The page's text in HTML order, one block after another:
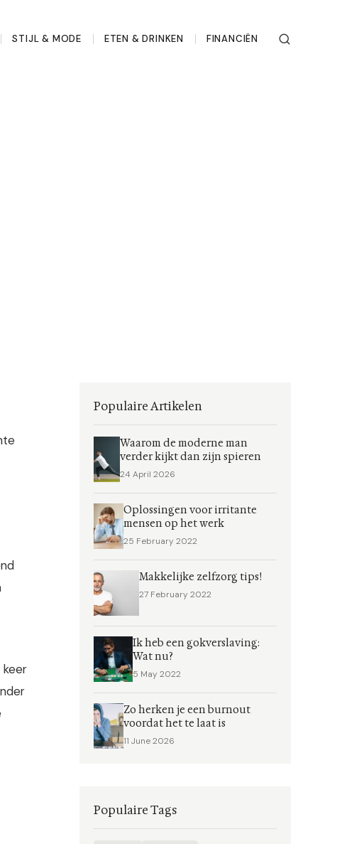
STIJL & MODE ETEN & DRINKEN FINANCIËN
Populaire Artikelen
Waarom de moderne man
verder kijkt dan zijn spieren
24 April 2026
Oplossingen voor irritante
mensen op het werk
25 February 2022
Makkelijke zelfzorg tips!
27 February 2022
Ik heb een gokverslaving:
Wat nu?
5 May 2022
Zo herken je een burnout
voordat het te laat is
11 June 2026
Populaire Tags